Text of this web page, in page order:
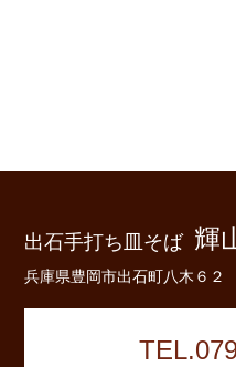
出石手打ち皿そば 輝
兵庫県豊岡市出石町八木６２